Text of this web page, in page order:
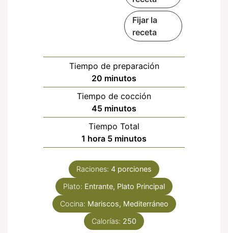
Fijar la
receta
Tiempo de preparación
20 minutos
minutos
Tiempo de cocción
45minutos
minutos
Tiempo Total
1 hora
hora 5minutos
minutos
Raciones: 4 porciones
Plato: Entrante, Plato Principal
Cocina: Mariscos, Mediterráneo
Calorías: 250